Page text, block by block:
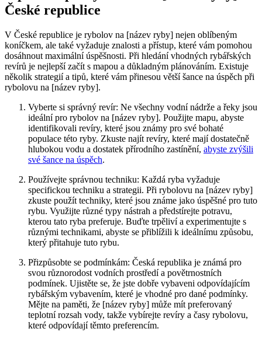
⁣České republice
V České republice je rybolov na [název ryby] nejen oblíbeným
koníčkem, ale⁤ také ⁤vyžaduje znalosti⁢ a přístup, které vám pomohou
dosáhnout maximální úspěšnosti. Při hledání‌ vhodných rybářských
revírů ⁤je nejlepší začít⁣ s mapou a důkladným plánováním. Existuje
několik strategií a‌ tipů, které vám ⁤přinesou větší šance na úspěch při
rybolovu na [název ryby].
Vyberte si správný revír: Ne ⁤všechny vodní‍ nádrže a řeky jsou
ideální pro rybolov na [název ryby]. Použijte mapu, abyste⁢
identifikovali revíry, které jsou ​známy pro své bohaté
populace této ryby. Zkuste najít revíry, které mají dostatečně
hlubokou vodu a dostatek přírodního zastínění, abyste zvýšili
své šance na ​úspěch.
Používejte správnou ​techniku:‍ Každá ryba vyžaduje
specifickou techniku a strategii. Při rybolovu na [název ryby] ​
zkuste použít ‌techniky, které jsou známe jako úspěšné pro tuto
rybu. Využijte různé typy nástrah ​a předstírejte potravu,
kterou tato ryba preferuje. Buďte trpěliví a experimentujte s
různými⁤ technikami, ⁢abyste se přiblížili k‌ ideálnímu způsobu,
který přitahuje tuto rybu.
Přizpůsobte se podmínkám: Česká republika je známá pro
svou⁣ různorodost vodních prostředí a povětrnostních
podmínek. Ujistěte se, že jste dobře vybaveni odpovídajícím
rybářským ‌vybavením, které je vhodné pro dané podmínky.
Mějte na paměti, ​že [název ryby] může mít preferovaný
teplotní rozsah vody, takže vybírejte revíry a časy rybolovu,
které‍ odpovídají⁣ těmto preferencím.